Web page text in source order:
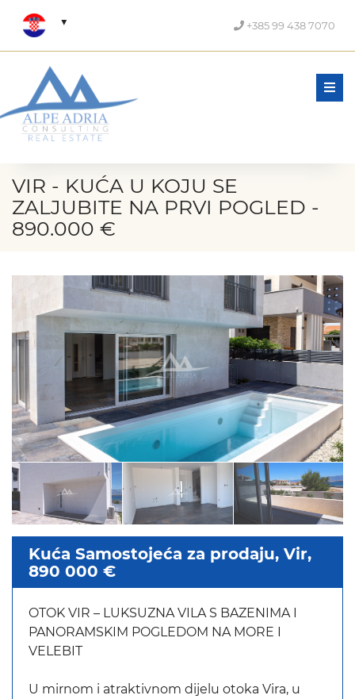
+385 99 438 7070
VIR - KUĆA U KOJU SE
ZALJUBITE NA PRVI POGLED -
890.000 €
Kuća Samostojeća za prodaju, Vir,
890 000 €
OTOK VIR – LUKSUZNA VILA S BAZENIMA I
PANORAMSKIM POGLEDOM NA MORE I
VELEBIT
U mirnom i atraktivnom dijelu otoka Vira, u